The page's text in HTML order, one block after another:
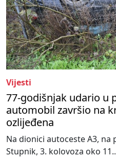
Vijesti
77-godišnjak udario u
automobil završio na
ozlijeđena
Na dionici autoceste A3,
Stupnik, 3. kolovoza oko